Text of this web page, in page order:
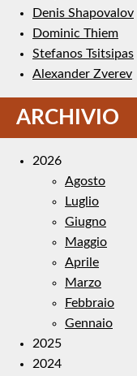
Denis Shapovalov
Dominic Thiem
Stefanos Tsitsipas
Alexander Zverev
ARCHIVIO
2026
Agosto
Luglio
Giugno
Maggio
Aprile
Marzo
Febbraio
Gennaio
2025
2024